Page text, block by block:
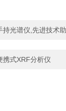
持光谱仪,先进技术
携式XRF分析仪